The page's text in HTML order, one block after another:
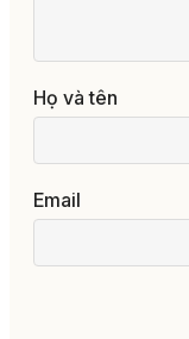
Họ và tên
Email